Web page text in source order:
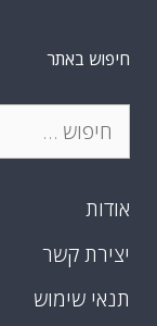
חיפוש באתר
חיפוש:
אודות
יצירת קשר
תנאי שימוש